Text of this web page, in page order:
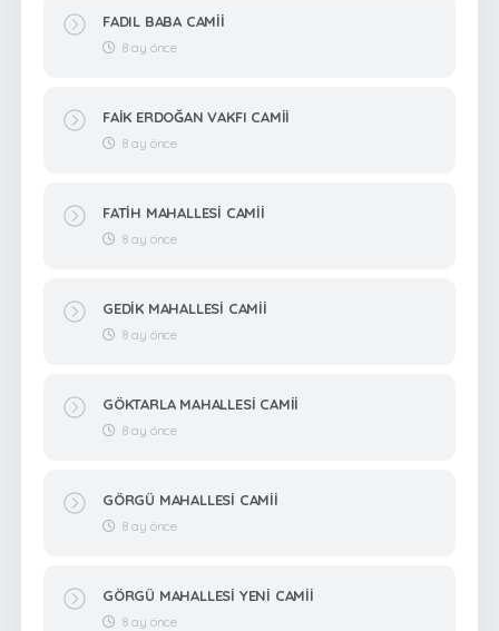
FADIL BABA CAMİİ
8 ay önce
FAİK ERDOĞAN VAKFI CAMİİ
8 ay önce
FATİH MAHALLESİ CAMİİ
8 ay önce
GEDİK MAHALLESİ CAMİİ
8 ay önce
GÖKTARLA MAHALLESİ CAMİİ
8 ay önce
GÖRGÜ MAHALLESİ CAMİİ
8 ay önce
GÖRGÜ MAHALLESİ YENİ CAMİİ
8 ay önce